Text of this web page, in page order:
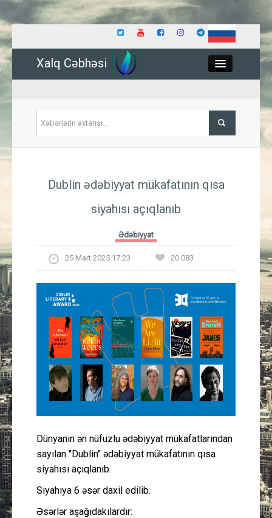
Xalq Cəbhəsi
İqtisadiyyat
Güney Azərbaycan
Mədəniyyət
Müsahibə
İdman
Gündəm
Dublin ədəbiyyat mükafatının qısa
siyahısı açıqlanıb
Ədəbiyyat
25 Mart 2025 17:23 20 083
Dünyanın ən nüfuzlu ədəbiyyat mükafatlarından
sayılan "Dublin" ədəbiyyat mükafatının qısa
siyahısı açıqlanıb.
Siyahıya 6 əsər daxil edilib.
Əsərlər aşağıdakılardır: